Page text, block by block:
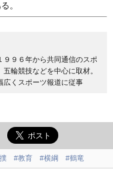
。
９９６年から共同通信のスポ
輪競技などを中心に取材。
広くスポーツ報道に従事
#教育 #横綱 #鶴竜